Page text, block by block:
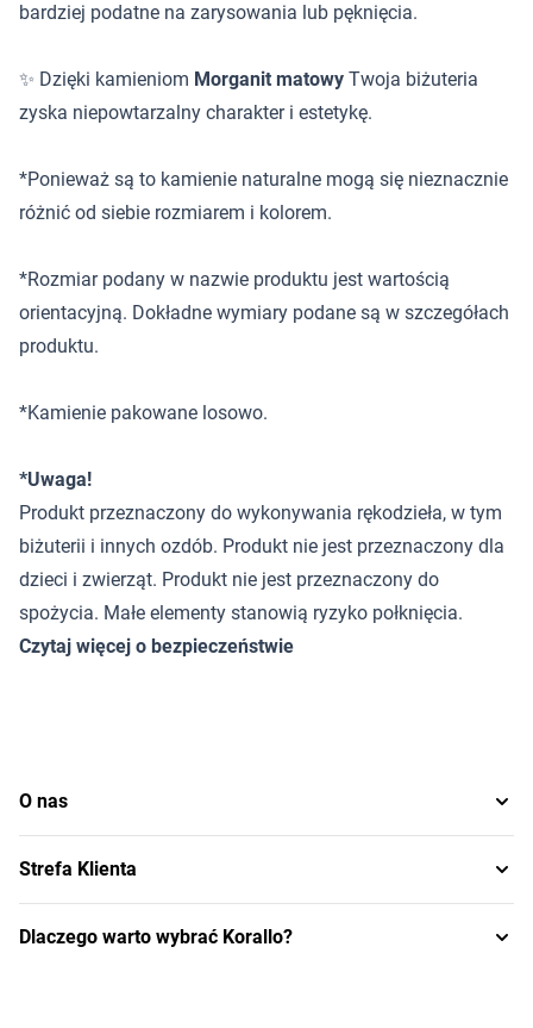
bardziej podatne na zarysowania lub pęknięcia.
✨ Dzięki kamieniom Morganit matowy Twoja biżuteria
zyska niepowtarzalny charakter i estetykę.
*Ponieważ są to kamienie naturalne mogą się nieznacznie
różnić od siebie rozmiarem i kolorem.
*Rozmiar podany w nazwie produktu jest wartością
orientacyjną. Dokładne wymiary podane są w szczegółach
produktu.
*Kamienie pakowane losowo.
*Uwaga!
Produkt przeznaczony do wykonywania rękodzieła, w tym
biżuterii i innych ozdób. Produkt nie jest przeznaczony dla
dzieci i zwierząt. Produkt nie jest przeznaczony do
spożycia. Małe elementy stanowią ryzyko połknięcia.
Czytaj więcej o bezpieczeństwie
O nas
Strefa Klienta
Dlaczego warto wybrać Korallo?